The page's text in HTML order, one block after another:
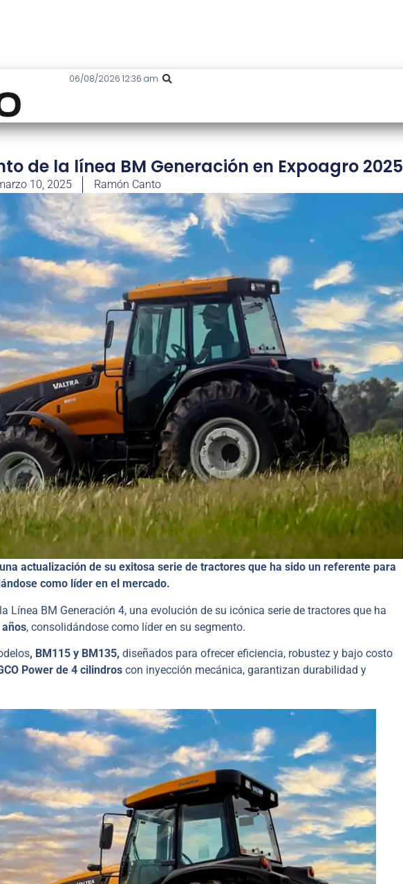
06/08/2026 12:36 am
de la línea BM Generación en Expoagro 2025
10, 2025 Ramón Canto
actualización de su exitosa serie de tractores que ha sido un referente para
como líder en el mercado.
Línea BM Generación 4, una evolución de su icónica serie de tractores que ha
años, consolidándose como líder en su segmento.
, BM115 y BM135, diseñados para ofrecer eficiencia, robustez y bajo costo
Power de 4 cilindros con inyección mecánica, garantizan durabilidad y